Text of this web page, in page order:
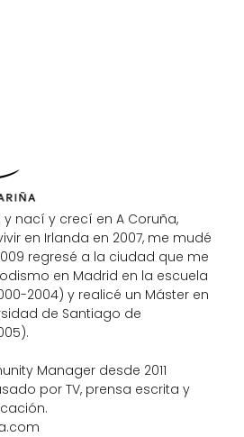
nací y crecí en A Coruña,
en Irlanda en 2007, me mudé
regresé a la ciudad que me
en Madrid en la escuela
2004) y realicé un Máster en
de Santiago de
Manager desde 2011
por TV, prensa escrita y